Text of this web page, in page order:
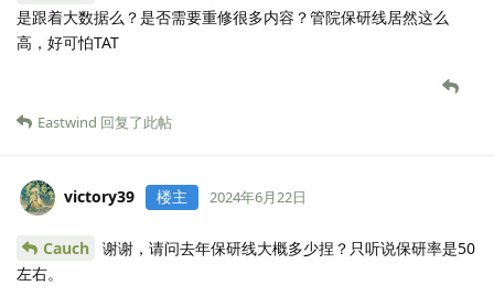
是跟着大数据么？是否需要重修很多内容？管院保研线居然这么
高，好可怕TAT
Eastwind 回复了此帖
victory39 楼主 2024年6月22日
Cauch
谢谢，请问去年保研线大概多少捏？只听说保研率是50
左右。